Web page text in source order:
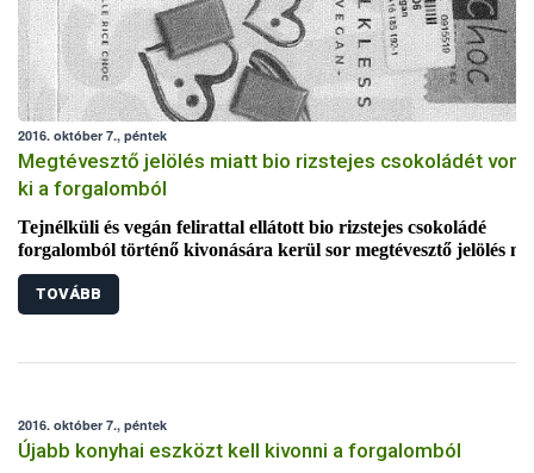
2016. október 7., péntek
Megtévesztő jelölés miatt bio rizstejes csokoládét
ki a forgalomból
Tejnélküli és vegán felirattal ellátott bio rizstejes csokoládé
forgalomból történő kivonására kerül sor megtévesztő jelölés
A gyártó a hátoldali címkén ugyan feltüntette, hogy a termék
nyomokban tejet tartalmazhat, a főoldali felirat alapján
vásárlók könnyen tejmentesnek tarthatják azt. A csokoládé
TOVÁBB
2016. október 7., péntek
Újabb konyhai eszközt kell kivonni a forgalomból